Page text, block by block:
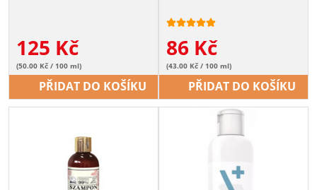
125 Kč
(50.00 Kč / 100 ml)
PŘIDAT DO KOŠÍKU
86 Kč
(43.00 Kč / 100 ml)
PŘIDAT DO KOŠÍKU